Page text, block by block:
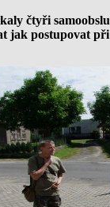
čtyři
jak postupovat